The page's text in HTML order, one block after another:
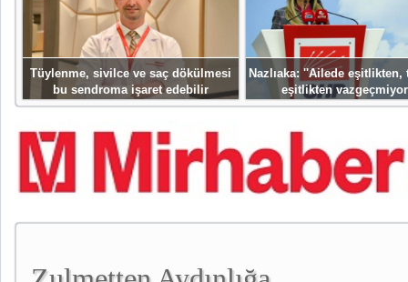
Tüylenme, sivilce ve saç dökülmesi
bu sendroma işaret edebilir
Nazlıaka: ''Ailede eşitlikten,
eşitlikten